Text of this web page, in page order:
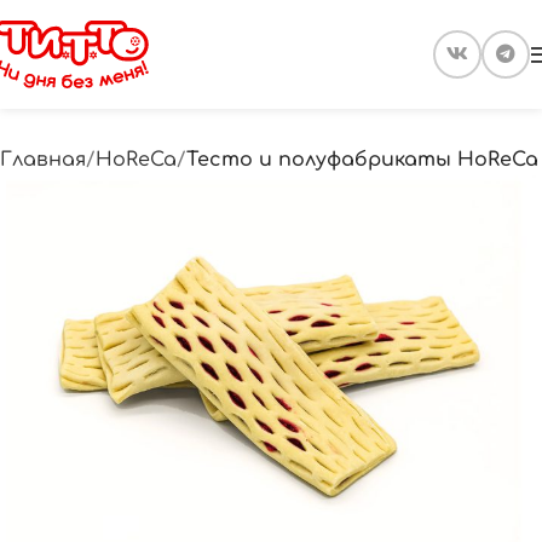
Главная HoReCa Тесто и полуфабрикаты HoReCa